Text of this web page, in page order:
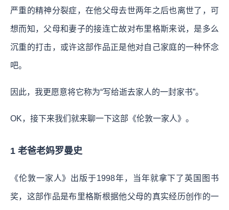
严重的精神分裂症，在他父母去世两年之后也离世了，可
想而知，父母和妻子的接连亡故对布里格斯来说，是多么
沉重的打击，或许这部作品正是他对自己家庭的一种怀念
吧。
因此，我更愿意将它称为“写给逝去家人的一封家书”。
OK，接下来我们就来聊一下这部《伦敦一家人》。
1 老爸老妈罗曼史
《伦敦一家人》出版于1998年，当年就拿下了英国图书
奖，这部作品是布里格斯根据他父母的真实经历创作的一